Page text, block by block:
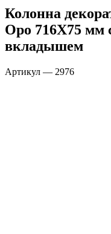
Колонна
Оро 716Х75 мм
вкладышем
Артикул — 2976